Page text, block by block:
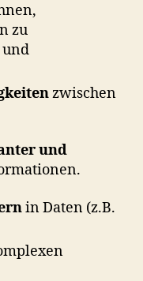
zu
zwischen
und
in Daten (z.B.